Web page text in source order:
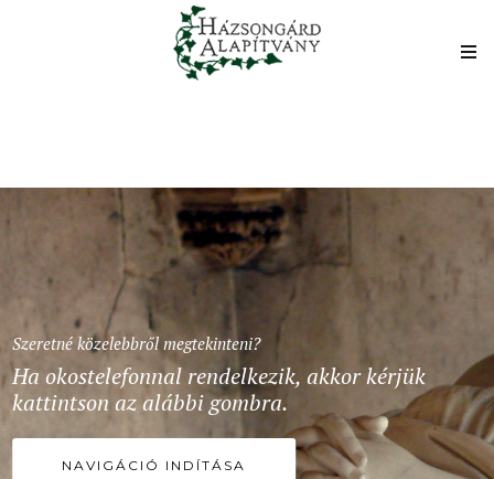
Szeretné közelebbről megtekinteni?
Ha okostelefonnal rendelkezik, akkor kérjük
kattintson az alábbi gombra.
NAVIGÁCIÓ INDÍTÁSA